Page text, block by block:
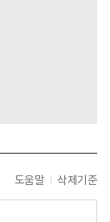
도움말 삭제기준